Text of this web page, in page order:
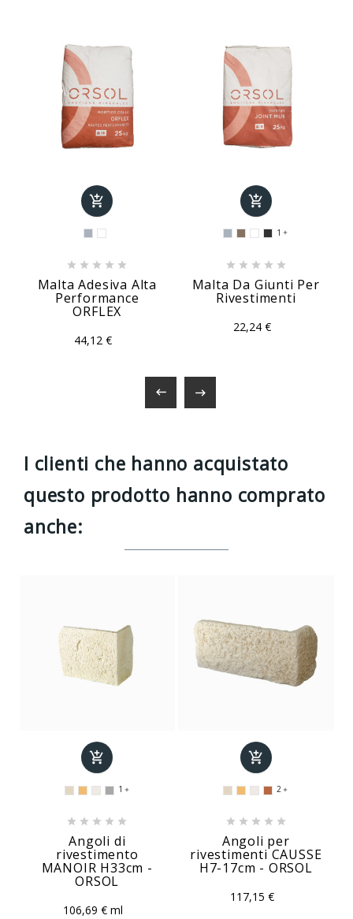

    
Malta Adesiva Alta
Performance
ORFLEX
44,12 €

1 
    
Malta Da Giunti Per
Rivestimenti
22,24 €
 
I clienti che hanno acquistato
questo prodotto hanno comprato
anche:

1 
    
Angoli di
rivestimento
MANOIR H33cm -
ORSOL
106,69 € ml

2 
    
Angoli per
rivestimenti CAUSSE
H7-17cm - ORSOL
117,15 €